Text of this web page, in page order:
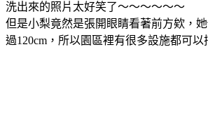
洗出來的照片太好笑了～～～～～～
但是小梨竟然是張開眼睛看著前方欸，
過120cm，所以園區裡有很多設施都可以